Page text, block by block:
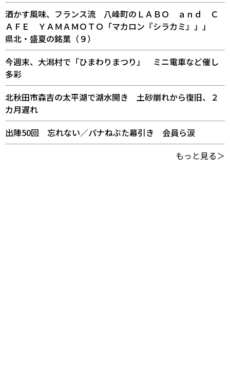
酒かす風味、フランス流 八峰町のＬＡＢＯ ａｎｄ Ｃ
ＡＦＥ ＹＡＭＡＭＯＴＯ「マカロン『シラカミ』」」
県北・盛夏の銘菓（９）
今週末、大潟村で「ひまわりまつり」 ミニ電車など催し
多彩
北秋田市森吉の太平湖で湖水開き 土砂崩れから復旧、２
カ月遅れ
出陣50回 忘れない／パナねぶた幕引き 会員ら涙
もっと見る＞